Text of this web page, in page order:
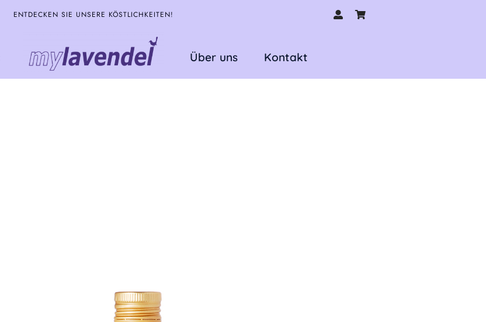
ENTDECKEN SIE UNSERE KÖSTLICHKEITEN!
Über uns Kontakt